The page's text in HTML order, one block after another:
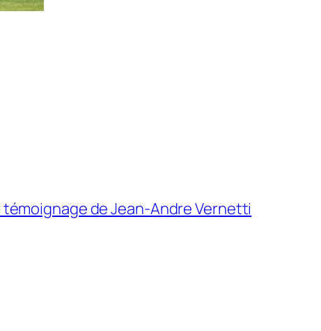
témoignage de Jean-Andre Vernetti